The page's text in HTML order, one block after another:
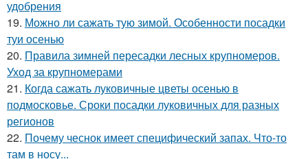
удобрения
19. Можно ли сажать тую зимой. Особенности посадки
туи осенью
20. Правила зимней пересадки лесных крупномеров.
Уход за крупномерами
21. Когда сажать луковичные цветы осенью в
подмосковье. Сроки посадки луковичных для разных
регионов
22. Почему чеснок имеет специфический запах. Что-то
там в носу...